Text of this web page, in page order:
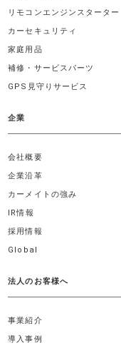
リモコンエンジンスターター
カーセキュリティ
家庭用品
補修・サービスパーツ
GPS見守りサービス
企業
会社概要
企業沿革
カーメイトの強み
IR情報
採用情報
Global
法人のお客様へ
事業紹介
導入事例